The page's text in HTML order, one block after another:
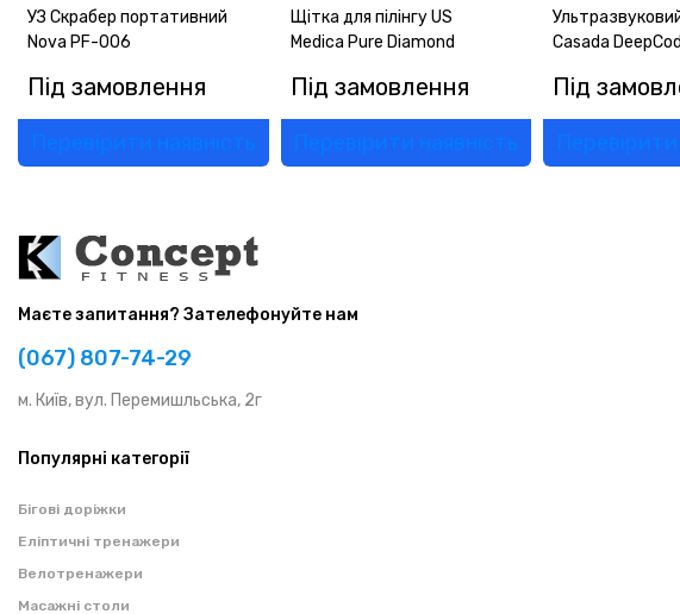
КОНТАКТИ
УЗ Скрабер портативний
Nova PF-006
Під замовлення
Перевірити наявність
Щітка для пілінгу US
Medica Pure Diamond
Під замовлення
Перевірити наявність
Casada
Під
Перевірити
Маєте запитання? Зателефонуйте нам
(067) 807-74-29
м. Київ, вул. Перемишльська, 2г
Популярні категорії
Бігові доріжки
Еліптичні тренажери
Велотренажери
Масажні столи